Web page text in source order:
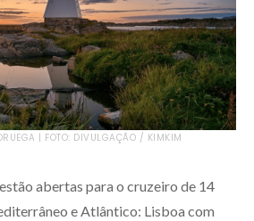
| FOTO: DIVULGAÇÃO / KIMKIM
abertas para o cruzeiro de 14
e Atlântico: Lisboa com